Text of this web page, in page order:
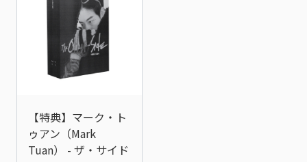
【特典】マーク・ト
ゥアン（Mark
Tuan） - ザ・サイド